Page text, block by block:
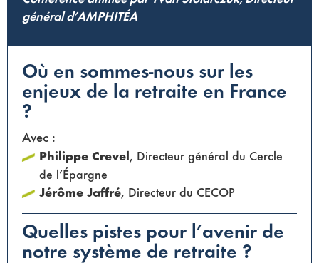
général d’AMPHITÉA
Où en sommes-nous sur les
enjeux de la retraite en France
?
Avec :
Philippe Crevel, Directeur général du Cercle
de l’Épargne
Jérôme Jaffré, Directeur du CECOP
Quelles pistes pour l’avenir de
notre système de retraite ?